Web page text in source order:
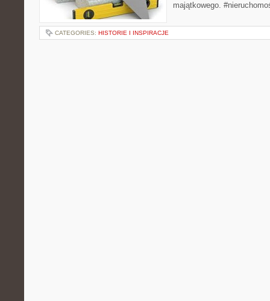
majątkowego.
CATEGORIES: HISTORIE I INSPIRACJE